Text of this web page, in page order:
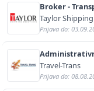
Broker -
Taylor
Prijava do:
Travel-Trans
Prijava do: